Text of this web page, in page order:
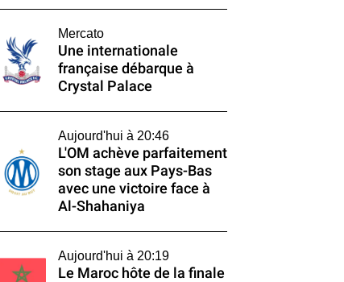
Mercato
Une internationale
française débarque à
Crystal Palace
Aujourd'hui à 20:46
L'OM achève parfaitement
son stage aux Pays-Bas
avec une victoire face à
Al-Shahaniya
Aujourd'hui à 20:19
Le Maroc hôte de la finale